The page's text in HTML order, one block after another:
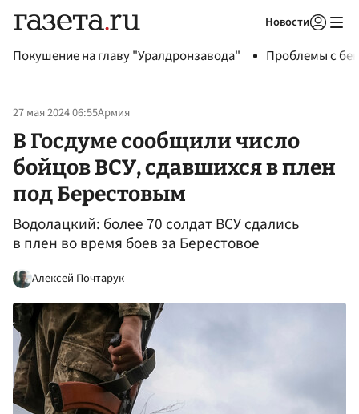
Новости
Покушение на главу "Уралдронзавода" Проблемы с
27 мая 2024 06:55Армия
В Госдуме сообщили число
бойцов ВСУ, сдавшихся в плен
под Берестовым
Водолацкий: более 70 солдат ВСУ сдались
в плен во время боев за Берестовое
Алексей Почтарук